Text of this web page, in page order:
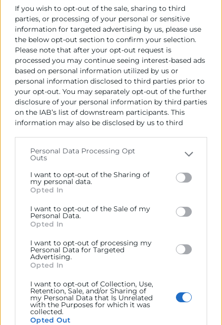
If you wish to opt-out of the sale, sharing to third
parties, or processing of your personal or sensitive
information for targeted advertising by us, please use
the below opt-out section to confirm your selection.
Please note that after your opt-out request is
processed you may continue seeing interest-based ads
based on personal information utilized by us or
personal information disclosed to third parties prior to
your opt-out. You may separately opt-out of the further
disclosure of your personal information by third parties
on the IAB’s list of downstream participants. This
information may also be disclosed by us to third
Please note that this website/app uses one or more
Google services and may gather and store information
including but not limited to your visit or usage
behaviour. You may click to grant or deny consent to
below specified purposes in below Google consent
section.
Personal Data Processing Opt
Outs
I want to opt-out of the Sharing of
my personal data.
Opted In
I want to opt-out of the Sale of my
Personal Data.
Opted In
I want to opt-out of processing my
Personal Data for Targeted
Advertising.
Opted In
I want to opt-out of Collection, Use,
Retention, Sale, and/or Sharing of
my Personal Data that Is Unrelated
with the Purposes for which it was
collected.
Opted Out
5. OUTSOURCING como instrumento estratégico
de compras y aprovisionamientos
CASO PRACTICO. OPERADOR LOGISTICO.
6. Sistemas de Información: ERPs
E-procurement, CPFR, VMI, EDI,….
PONENTES
Ignacio Monserrat
Ingeniero Superior de Organización Industrial UPV.
Doctor PhD en Ciencias y Tecnologías UJI. Máster of
Science in Industrial Engineering MSIE, KSU;USA.
Profesor Programación de la Producción Curso
Perfeccionamiento para Directivos Ford-ADL. Profesor
Sistemas Productivos: Diseño de Flujos Industriales
UPV. Profesor Máster de Diseño Industrial: Marketing
Estratégico en UPV. Fue Miembro Comité Técnico-
Científico Congreso Diseño y Desarrollo Nuevos
Logístico Industria Auxiliar del Automóvil. Director de
Operaciones y miembro del Comité de Dirección
Industrias Ochoa, S.L.